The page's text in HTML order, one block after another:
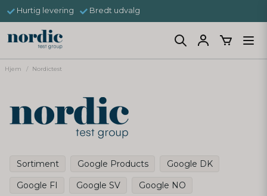
Hurtig levering Bredt udvalg
Hjem Nordictest
Sortiment Google Products
Google DK
Google FI
Google SV
Google NO